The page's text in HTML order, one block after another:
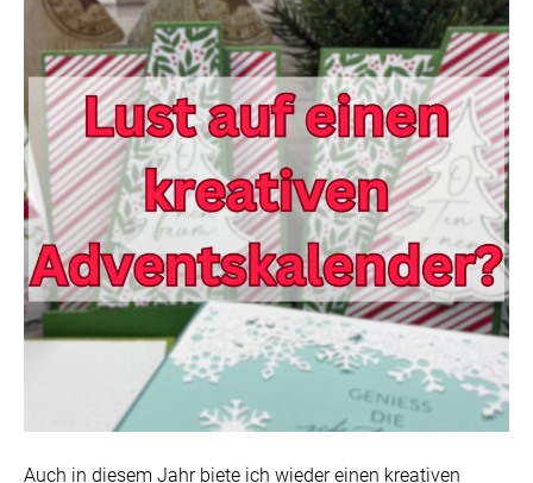
Auch in diesem Jahr biete ich wieder einen kreativen